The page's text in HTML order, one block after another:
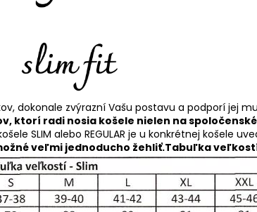
dokonale zvýrazní Vašu postavu a podporí jej
ktorí radi nosia košele nielen na
SLIM alebo REGULAR je u konkrétnej košele
veľmi jednoducho žehliť.Tabuľka